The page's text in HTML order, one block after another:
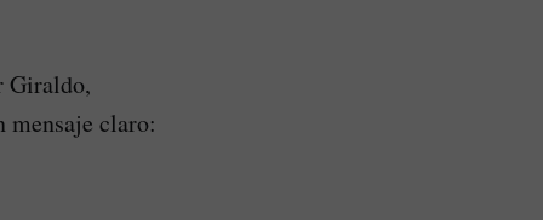
Giraldo,
mensaje claro: